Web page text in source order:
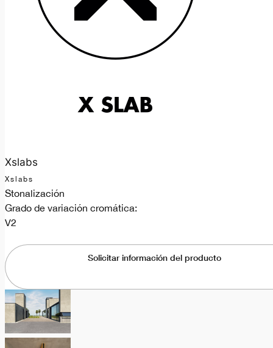
Xslabs
Xslabs
Stonalización
Grado de variación cromática:
V2
Solicitar información del producto